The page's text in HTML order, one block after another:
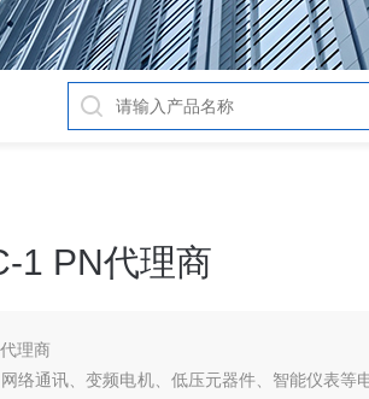
1 PN代理商
理商
络通讯、变频电机、低压元器件、智能仪表等